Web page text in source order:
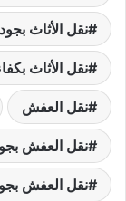
نقل الأثاث
نقل الأثاث
نقل العفش
نقل العفش
نقل العفش